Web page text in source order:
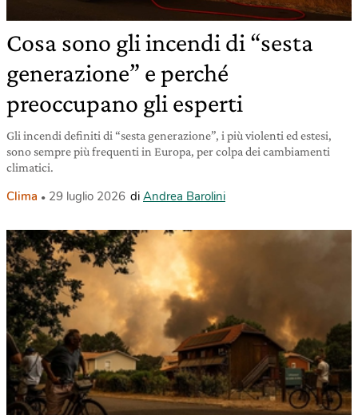
Cosa sono gli incendi di “sesta
generazione” e perché
preoccupano gli esperti
Gli incendi definiti di “sesta generazione”, i più violenti ed estesi,
sono sempre più frequenti in Europa, per colpa dei cambiamenti
climatici.
Clima 29 luglio 2026 di Andrea Barolini